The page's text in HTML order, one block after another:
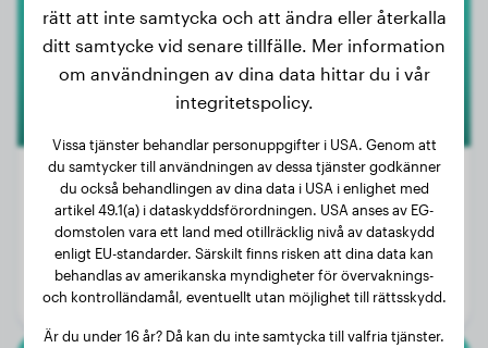
Vikt:
21 kg
Ålder:
4 år, 4 månader
Kön:
Honhund
rätt att inte samtycka och att ändra eller återkalla
ditt samtycke vid senare tillfälle. Mer information
om användningen av dina data hittar du i vår
integritetspolicy.
Vissa tjänster behandlar personuppgifter i USA. Genom att
du samtycker till användningen av dessa tjänster godkänner
du också behandlingen av dina data i USA i enlighet med
artikel 49.1(a) i dataskyddsförordningen. USA anses av EG-
domstolen vara ett land med otillräcklig nivå av dataskydd
enligt EU-standarder. Särskilt finns risken att dina data kan
behandlas av amerikanska myndigheter för övervaknings-
och kontrolländamål, eventuellt utan möjlighet till rättsskydd.
Är du under 16 år? Då kan du inte samtycka till valfria tjänster.